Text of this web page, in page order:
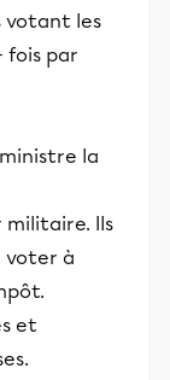
votant les
fois par
la
militaire. Ils
voter à
et